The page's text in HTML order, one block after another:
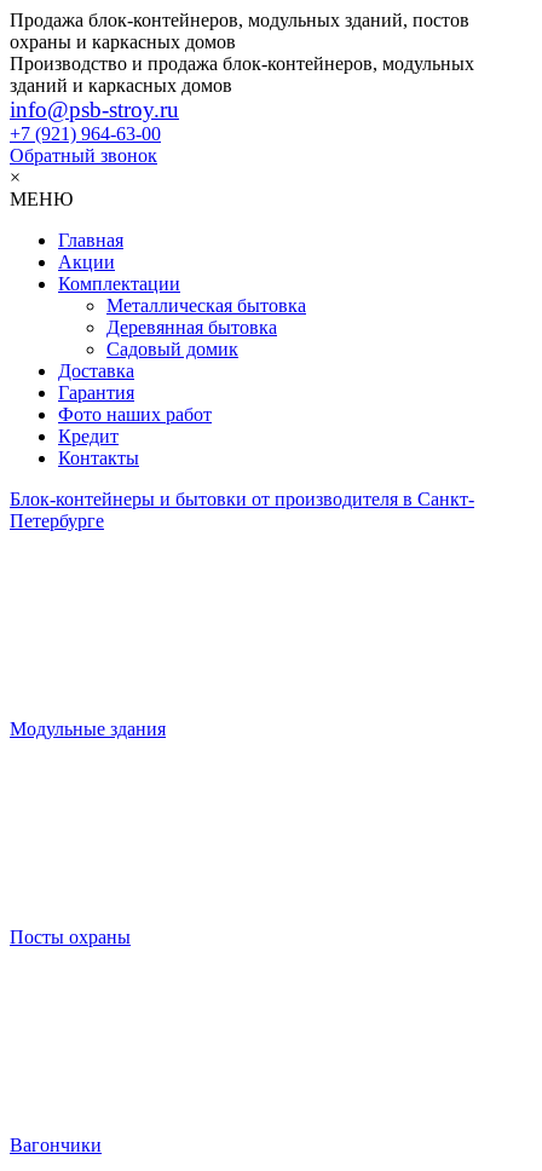
Продажа блок-контейнеров, модульных зданий, постов
охраны и каркасных домов
Производство и продажа блок-контейнеров, модульных
зданий и каркасных домов
info@psb-stroy.ru
+7 (921) 964-63-00
Обратный звонок
×
МЕНЮ
Главная
Акции
Комплектации
Металлическая бытовка
Деревянная бытовка
Садовый домик
Доставка
Гарантия
Фото наших работ
Кредит
Контакты
Блок-контейнеры и бытовки от производителя в Санкт-
Петербурге
Модульные здания
Посты охраны
Вагончики